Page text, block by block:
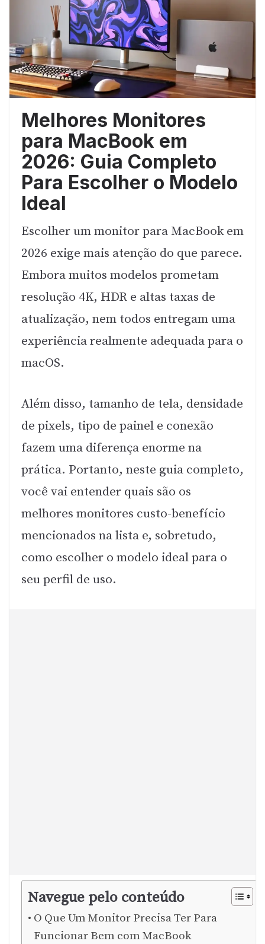
Melhores Monitores
para MacBook em
2026: Guia Completo
Para Escolher o Modelo
Ideal
Escolher um monitor para MacBook em
2026 exige mais atenção do que parece.
Embora muitos modelos prometam
resolução 4K, HDR e altas taxas de
atualização, nem todos entregam uma
experiência realmente adequada para o
macOS.
Além disso, tamanho de tela, densidade
de pixels, tipo de painel e conexão
fazem uma diferença enorme na
prática. Portanto, neste guia completo,
você vai entender quais são os
melhores monitores custo-benefício
mencionados na lista e, sobretudo,
como escolher o modelo ideal para o
seu perfil de uso.
Navegue pelo conteúdo
O Que Um Monitor Precisa Ter Para
Funcionar Bem com MacBook